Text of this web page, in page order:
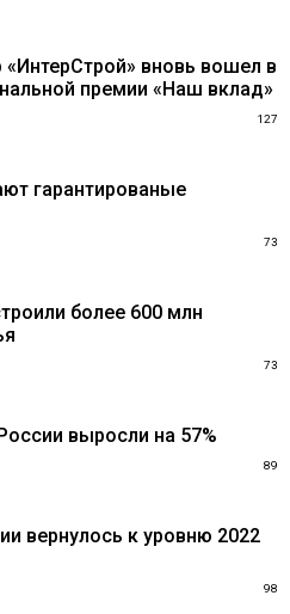
вновь вошел в
премии «Наш вклад»
127
гарантированые
73
более 600 млн
73
выросли на 57%
89
вернулось к уровню 2022
98